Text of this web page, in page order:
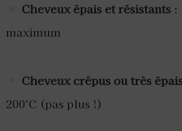
Cheveux épais et résistants:
maximum
Cheveux crépus ou très
200°C (pas plus !)